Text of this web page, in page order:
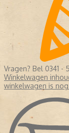
Vragen? Bel 0341 -
Winkelwagen
winkelwagen is